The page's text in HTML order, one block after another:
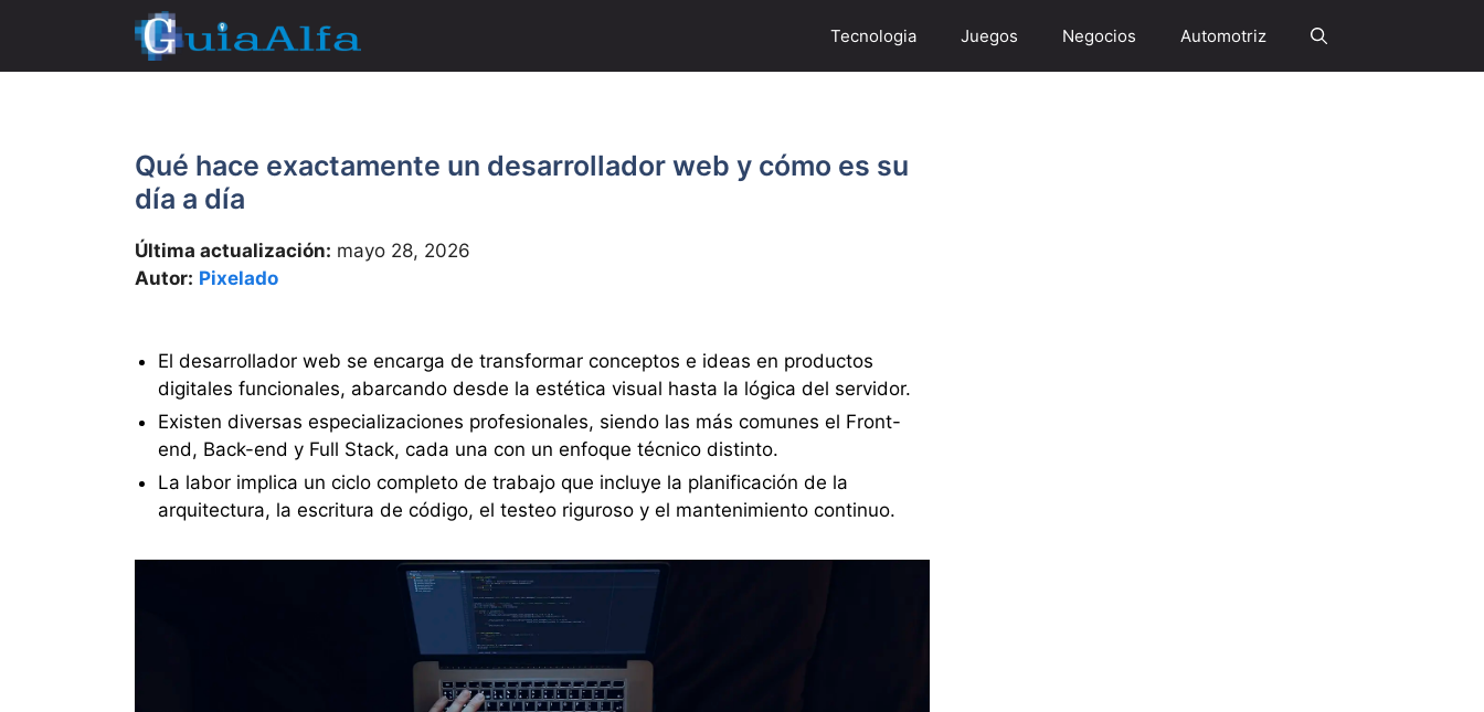
contenido
Tecnologia Juegos Negocios Automotriz
Qué hace exactamente un desarrollador web y cómo es su
día a día
Última actualización: mayo 28, 2026
Autor: Pixelado
El desarrollador web se encarga de transformar conceptos e ideas en productos
digitales funcionales, abarcando desde la estética visual hasta la lógica del servidor.
Existen diversas especializaciones profesionales, siendo las más comunes el Front-
end, Back-end y Full Stack, cada una con un enfoque técnico distinto.
La labor implica un ciclo completo de trabajo que incluye la planificación de la
arquitectura, la escritura de código, el testeo riguroso y el mantenimiento continuo.